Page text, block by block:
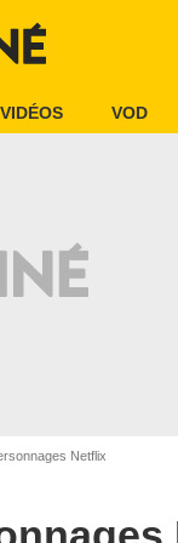
VIDÉOS VOD
Netflix